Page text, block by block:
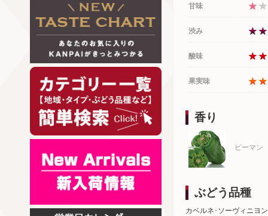
甘味
渋み
酸味
果実味
香り
ピーマン
ぶどう品種
カベルネ･ソーヴィニヨン